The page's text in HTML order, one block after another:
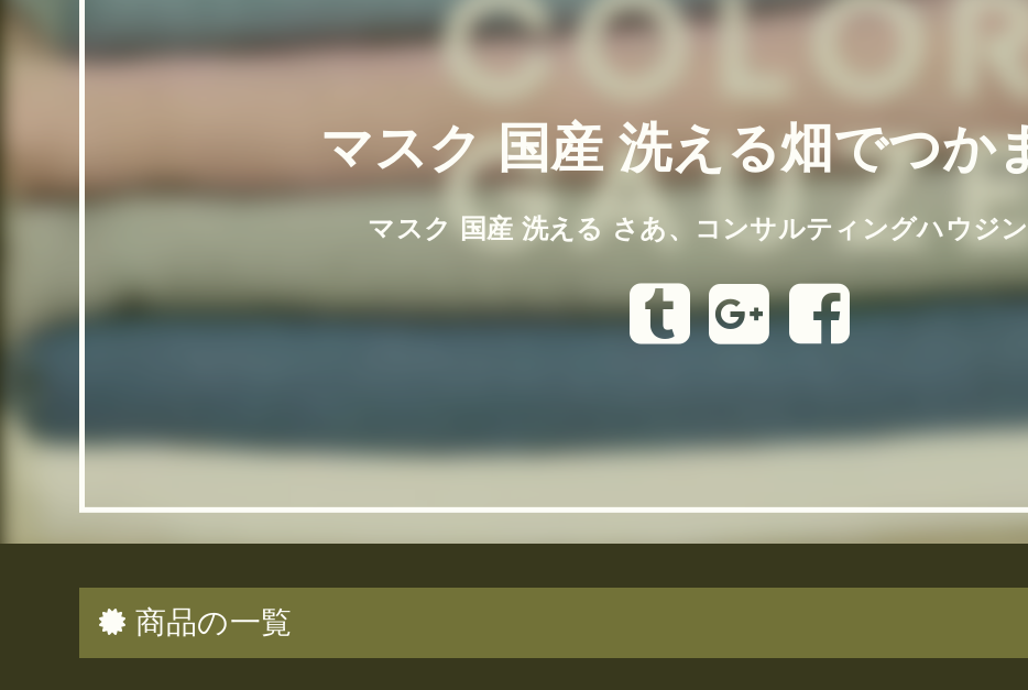
マスク 国産 洗える畑でつか
マスク 国産 洗える さあ、コンサルティングハウジン
商品の一覧